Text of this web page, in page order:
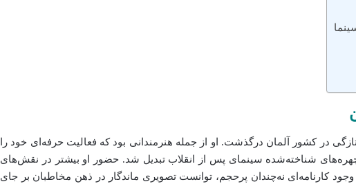
در کشور آلمان درگذشت. او از جمله هنرمندانی بود که فعالیت حرفه‌ای خود را
شناخته‌شده سینمای پس از انقلاب تبدیل شد. حضور او بیشتر در نقش‌های
کارنامه‌ای نه‌چندان پرحجم، توانست تصویری ماندگار در ذهن مخاطبان بر جای